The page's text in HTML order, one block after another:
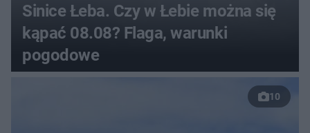
Sinice Łeba. Czy w Łebie można się
kąpać 08.08? Flaga, warunki
pogodowe
10